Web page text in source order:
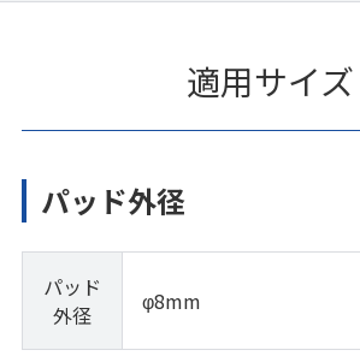
適用サイズ
パッド外径
パッド
外径
φ8mm